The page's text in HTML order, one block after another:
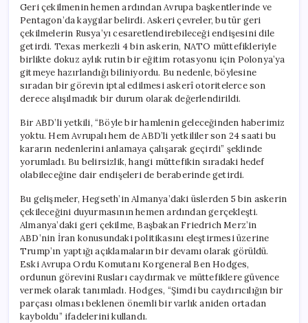
Geri çekilmenin hemen ardından Avrupa başkentlerinde ve
Pentagon’da kaygılar belirdi. Askeri çevreler, bu tür geri
çekilmelerin Rusya’yı cesaretlendirebileceği endişesini dile
getirdi. Texas merkezli 4 bin askerin, NATO müttefikleriyle
birlikte dokuz aylık rutin bir eğitim rotasyonu için Polonya’ya
gitmeye hazırlandığı biliniyordu. Bu nedenle, böylesine
sıradan bir görevin iptal edilmesi askerî otoritelerce son
derece alışılmadık bir durum olarak değerlendirildi.
Bir ABD’li yetkili, “Böyle bir hamlenin geleceğinden haberimiz
yoktu. Hem Avrupalı hem de ABD’li yetkililer son 24 saati bu
kararın nedenlerini anlamaya çalışarak geçirdi” şeklinde
yorumladı. Bu belirsizlik, hangi müttefikin sıradaki hedef
olabileceğine dair endişeleri de beraberinde getirdi.
Bu gelişmeler, Hegseth’in Almanya’daki üslerden 5 bin askerin
çekileceğini duyurmasının hemen ardından gerçekleşti.
Almanya’daki geri çekilme, Başbakan Friedrich Merz’in
ABD’nin İran konusundaki politikasını eleştirmesi üzerine
Trump’ın yaptığı açıklamaların bir devamı olarak görüldü.
Eski Avrupa Ordu Komutanı Korgeneral Ben Hodges,
ordunun görevini Rusları caydırmak ve müttefiklere güvence
vermek olarak tanımladı. Hodges, “Şimdi bu caydırıcılığın bir
parçası olması beklenen önemli bir varlık aniden ortadan
kayboldu” ifadelerini kullandı.